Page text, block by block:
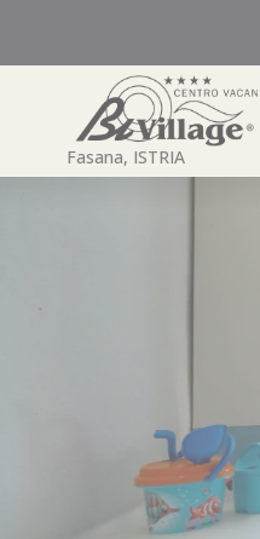
Fasana, ISTRIA